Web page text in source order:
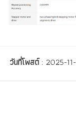
วันที่โพสต์: 2025-